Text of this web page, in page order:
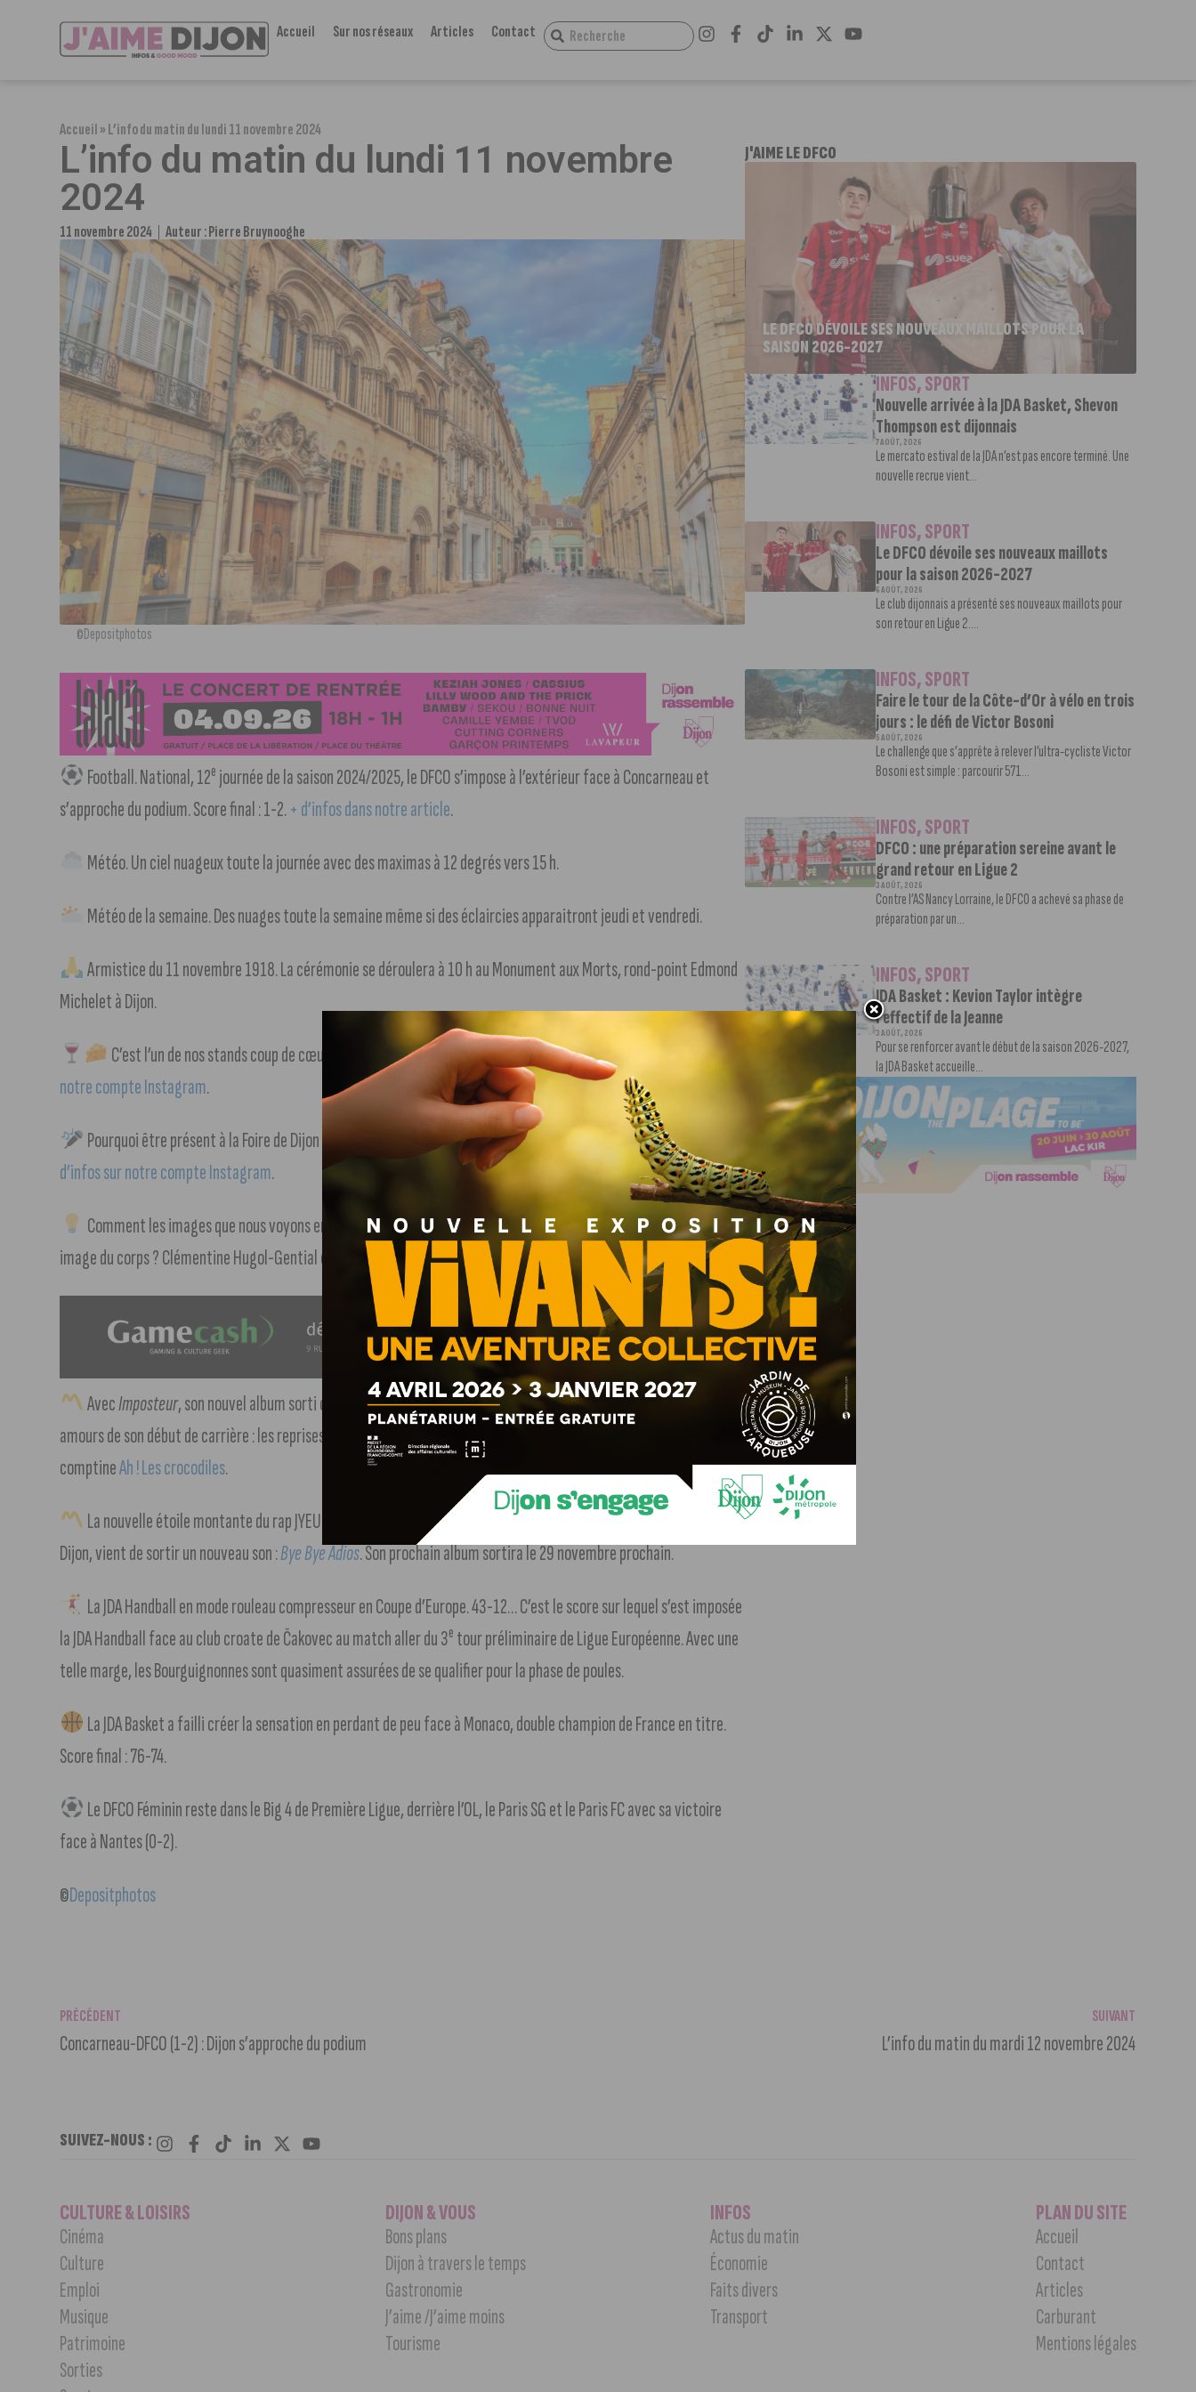
Accueil Sur nos réseaux Articles Contact
Accueil»L’info du matin du lundi 11 novembre 2024
L’info du matin du lundi 11 novembre
2024
11 novembre 2024 Auteur :Pierre Bruynooghe
©Depositphotos
Football. National, 12e journée de la saison 2024/2025, le DFCO s’impose à l’extérieur face à Concarneau et
s’approche du podium. Score final : 1-2.+ d’infos dans notre article.
Météo. Un ciel nuageux toute la journée avec des maximas à 12 degrés vers 15 h.
Météo de la semaine. Des nuages toute la semaine même si des éclaircies apparaitront jeudi et vendredi.
Armistice du 11 novembre 1918. La cérémonie se déroulera à 10 h au Monument aux Morts, rond-point Edmond
Michelet à Dijon.
C’est l’un de nos stands coup de cœur de cette Foire de Dijon 2024 : Savourez la Bourgogne !
notre compte Instagram.
Pourquoi être présent à la Foire de Dijon ? La réponse avec ce micro-trottoir made in J’aime Dijon et Décideur !
d’infos sur notre compte Instagram.
Comment les images que nous voyons en ligne influencent-elles nos comportements alimentaires et notre
image du corps ? Clémentine Hugol-Gential explicite ces liens complexes. + d’infos dans notre article .
AvecImposteur, son nouvel album sorti ce vendredi 8 novembre, l’artiste Julien Doré revient à ses premiers
amours de son début de carrière : les reprises décalées des plus grands tubes de l’hexagone, dont la célèbre
comptineAh ! Les crocodiles.
La nouvelle étoile montante du rap JYEUHAIR, finaliste de Nouvelle École, qui a performé au Golden Coast à
Dijon, vient de sortir un nouveau son :Bye Bye Adios. Son prochain album sortira le 29 novembre prochain.
La JDA Handball en mode rouleau compresseur en Coupe d’Europe. 43-12… C’est le score sur lequel s’est imposée
la JDA Handball face au club croate de Čakovec au match aller du 3e tour préliminaire de Ligue Européenne. Avec une
telle marge, les Bourguignonnes sont quasiment assurées de se qualifier pour la phase de poules.
La JDA Basket a failli créer la sensation en perdant de peu face à Monaco, double champion de France en titre.
Score final : 76-74.
Le DFCO Féminin reste dans le Big 4 de Première Ligue, derrière l’OL, le Paris SG et le Paris FC avec sa victoire
face à Nantes (0-2).
©Depositphotos
J'AIME LE DFCO
LE DFCO DÉVOILE SES NOUVEAUX MAILLOTS POUR LA
SAISON 2026-2027
INFOS,SPORT
Nouvelle arrivée à la JDA Basket, Shevon
Thompson est dijonnais
7 AOÛT, 2026
Le mercato estival de la JDA n’est pas encore terminé. Une
nouvelle recrue vient...
INFOS,SPORT
Le DFCO dévoile ses nouveaux maillots
pour la saison 2026-2027
6 AOÛT, 2026
Le club dijonnais a présenté ses nouveaux maillots pour
son retour en Ligue 2....
INFOS,SPORT
Faire le tour de la Côte-d’Or à vélo en trois
jours : le défi de Victor Bosoni
5 AOÛT, 2026
Le challenge que s’apprête à relever l’ultra-cycliste Victor
Bosoni est simple : parcourir 571...
INFOS,SPORT
DFCO : une préparation sereine avant le
grand retour en Ligue 2
3 AOÛT, 2026
Contre l’AS Nancy Lorraine, le DFCO a achevé sa phase de
préparation par un...
INFOS,SPORT
JDA Basket : Kevion Taylor intègre
l’effectif de la Jeanne
3 AOÛT, 2026
Pour se renforcer avant le début de la saison 2026-2027,
la JDA Basket accueille...
PRÉCÉDENT
Concarneau-DFCO (1-2) : Dijon s’approche du podium
SUIVANT
L’info du matin du mardi 12 novembre 2024
SUIVEZ-NOUS :
CULTURE & LOISIRS
Cinéma
Culture
Emploi
Musique
Patrimoine
Sorties
DIJON & VOUS
Bons plans
Dijon à travers le temps
Gastronomie
J’aime /J’aime moins
Tourisme
INFOS
Actus du matin
Économie
Faits divers
Transport
PLAN DU SITE
Accueil
Contact
Articles
Carburant
Mentions légales